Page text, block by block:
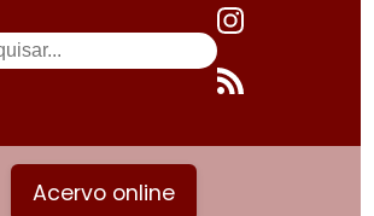
Acervo online